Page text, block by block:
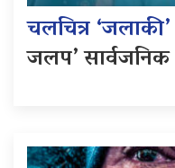
चलचित्र ‘जलाकी’
जलप’ सार्वजनिक